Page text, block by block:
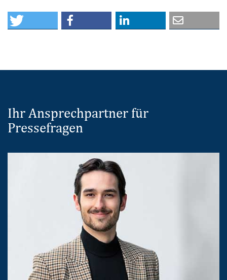
Ihr Ansprechpartner für
Pressefragen